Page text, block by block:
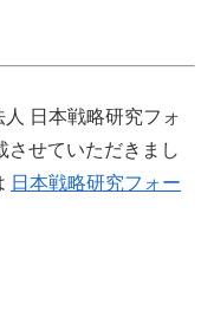
日本戦略研究フォ
させていただきまし
日本戦略研究フォー